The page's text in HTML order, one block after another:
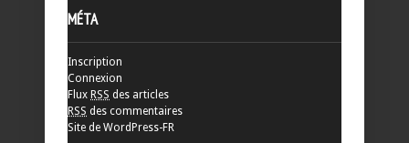
MÉTA
Inscription
Connexion
Flux RSS des articles
RSS des commentaires
Site de WordPress-FR